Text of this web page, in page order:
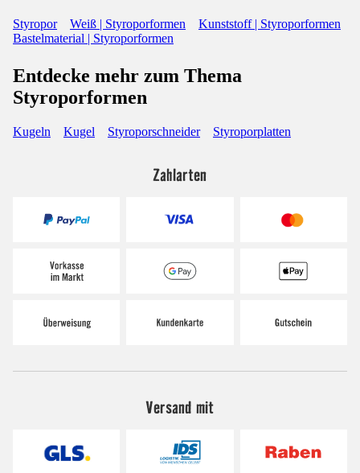
Styropor Weiß | Styroporformen
Kunststoff | Styroporformen
Bastelmaterial | Styroporformen
Entdecke mehr zum Thema
Styroporformen
Kugeln Kugel Styroporschneider Styroporplatten
Zahlarten
Versand mit